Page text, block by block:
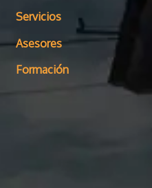
Servicios
Asesores
Formación